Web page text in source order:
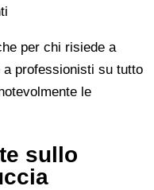
per chi risiede a
professionisti su tutto
le
sullo